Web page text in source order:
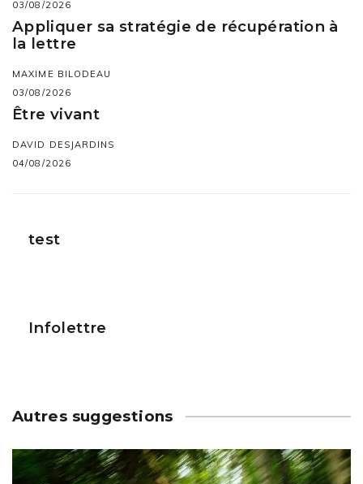
03/08/2026
Appliquer sa stratégie de récupération à
la lettre
MAXIME BILODEAU
03/08/2026
Être vivant
DAVID DESJARDINS
04/08/2026
test
Infolettre
Autres suggestions